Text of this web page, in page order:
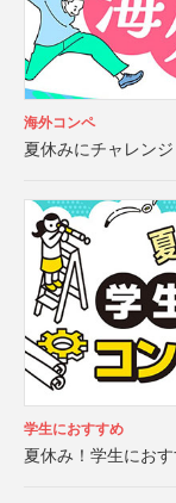
海外コンペ
夏休みにチャレン
学生におすすめ
夏休み！学生にお